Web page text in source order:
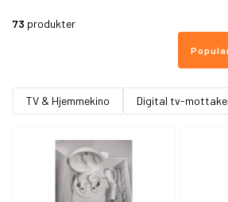
73 produkter
TV & Hjemmekino Digital tv-